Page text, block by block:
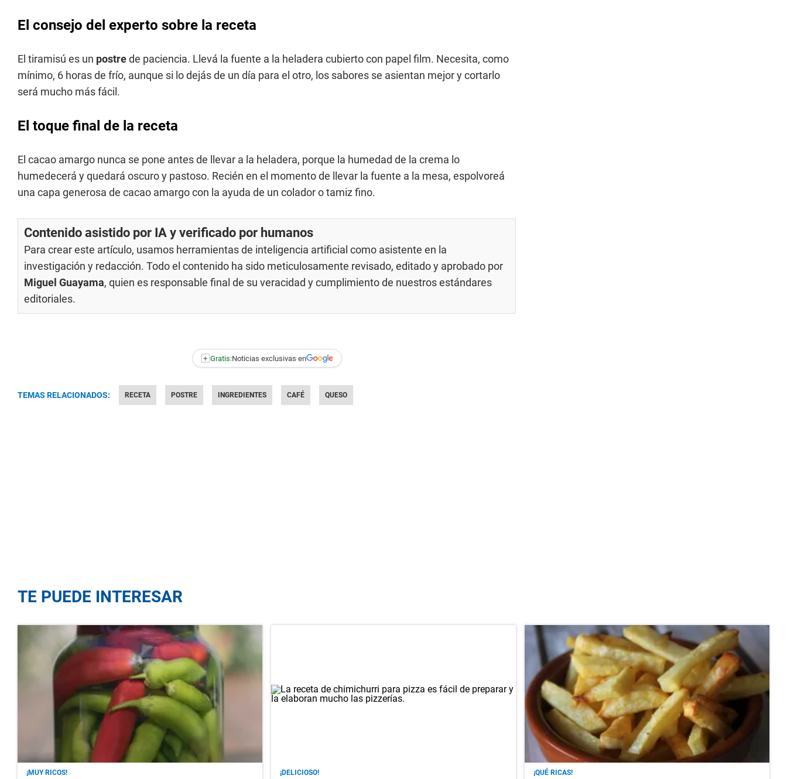
El consejo del experto sobre la receta
El tiramisú es un postrede paciencia. Llevá la fuente a la heladera cubierto con papel film. Necesita, como
mínimo, 6 horas de frío, aunque si lo dejás de un día para el otro, los sabores se asientan mejor y cortarlo
será mucho más fácil.
El toque final de la receta
El cacao amargo nunca se pone antes de llevar a la heladera, porque la humedad de la crema lo
humedecerá y quedará oscuro y pastoso. Recién en el momento de llevar la fuente a la mesa, espolvoreá
una capa generosa de cacao amargo con la ayuda de un colador o tamiz fino.
Contenido asistido por IA y verificado por humanos
Para crear este artículo, usamos herramientas de inteligencia artificial como asistente en la
investigación y redacción. Todo el contenido ha sido meticulosamente revisado, editado y aprobado por
Miguel Guayama, quien es responsable final de su veracidad y cumplimiento de nuestrosestándares
editoriales.
+ Gratis:Noticias exclusivas en
TEMAS RELACIONADOS: RECETA POSTRE INGREDIENTES CAFÉ QUESO
TE PUEDE INTERESAR
¡MUY RICOS! ¡DELICIOSO! ¡QUÉ RICAS!